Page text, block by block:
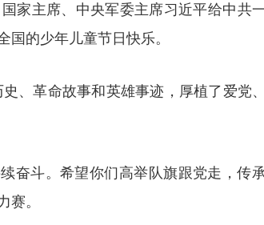
家主席、中央军委主席习近平给中共
的少年儿童节日快乐。
、革命故事和英雄事迹，厚植了爱党、
奋斗。希望你们高举队旗跟党走，传
赛。